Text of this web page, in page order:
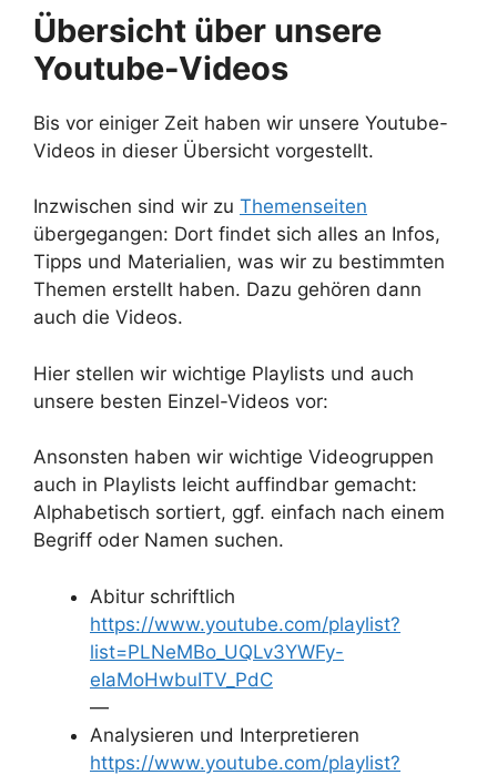
Übersicht über unsere
Youtube-Videos
Bis vor einiger Zeit haben wir unsere Youtube-
Videos in dieser Übersicht vorgestellt.
Inzwischen sind wir zu Themenseiten
übergegangen: Dort findet sich alles an Infos,
Tipps und Materialien, was wir zu bestimmten
Themen erstellt haben. Dazu gehören dann
auch die Videos.
Hier stellen wir wichtige Playlists und auch
unsere besten Einzel-Videos vor:
Ansonsten haben wir wichtige Videogruppen
auch in Playlists leicht auffindbar gemacht:
Alphabetisch sortiert, ggf. einfach nach einem
Begriff oder Namen suchen.
Abitur schriftlich
https://www.youtube.com/playlist?
list=PLNeMBo_UQLv3YWFy-
eIaMoHwbuITV_PdC
—
Analysieren und Interpretieren
https://www.youtube.com/playlist?